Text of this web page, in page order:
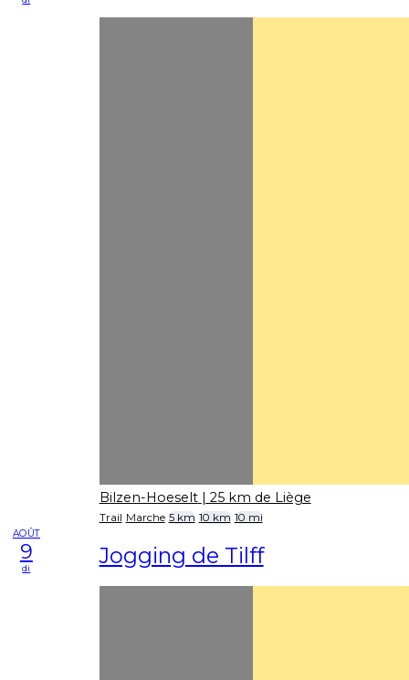
Bilzen-Hoeselt | 25 km de Liège
Trail Marche 5 km 10 km 10 mi
AOÛT
9
di Jogging de Tilff